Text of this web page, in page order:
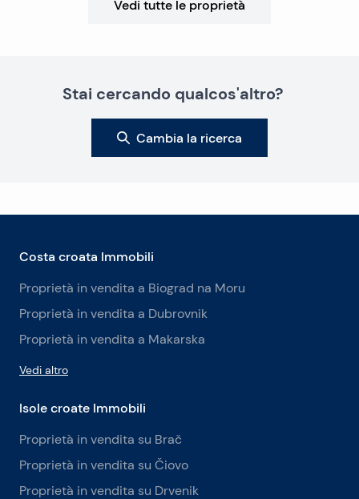
Vedi tutte le proprietà
Stai cercando qualcos'altro?
Cambia la ricerca
Costa croata Immobili
Proprietà in vendita a Biograd na Moru
Proprietà in vendita a Dubrovnik
Proprietà in vendita a Makarska
Vedi altro
Isole croate Immobili
Proprietà in vendita su Brač
Proprietà in vendita su Čiovo
Proprietà in vendita su Drvenik